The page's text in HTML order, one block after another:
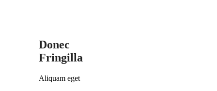
Donec
Fringilla
Aliquam eget